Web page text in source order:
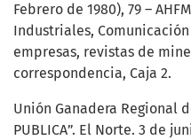
Febrero de 1980), 79 –
Industriales,
empresas, revistas de
correspondencia, Caja 2.
Unión Ganadera Regional
PUBLICA”. El Norte. 3 de